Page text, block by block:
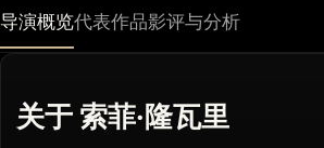
导演概览代表作品影评与分析
关于 索菲·隆瓦里